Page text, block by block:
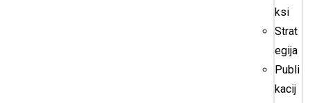
ksi
Strat
egija
Publi
kacij